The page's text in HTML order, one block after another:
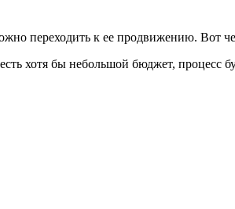
переходить к ее продвижению. Вот
хотя бы небольшой бюджет, процесс